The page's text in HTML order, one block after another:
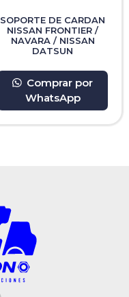
SOPORTE DE CARDAN
NISSAN FRONTIER /
NAVARA / NISSAN
DATSUN
Comprar por
WhatsApp